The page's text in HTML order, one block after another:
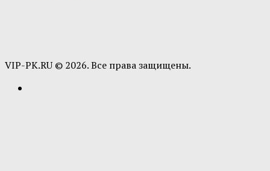
VIP-PK.RU © 2026. Все права защищены.